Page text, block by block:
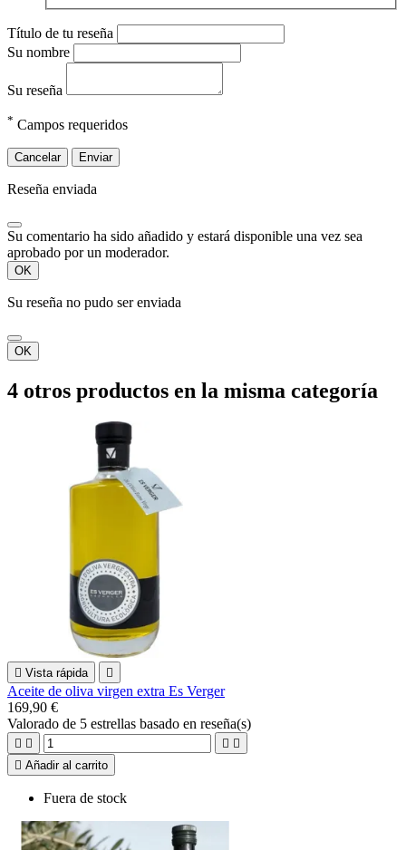
Título de tu reseña
Su nombre
Su reseña
* Campos requeridos
Cancelar Enviar
Reseña enviada
Su comentario ha sido añadido y estará disponible una vez sea
aprobado por un moderador.
OK
Su reseña no pudo ser enviada
OK
4 otros productos en la misma categoría
 Vista rápida 
Aceite de oliva virgen extra Es Verger
169,90 €
Valorado de 5 estrellas basado en reseña(s)
   
 Añadir al carrito
Fuera de stock